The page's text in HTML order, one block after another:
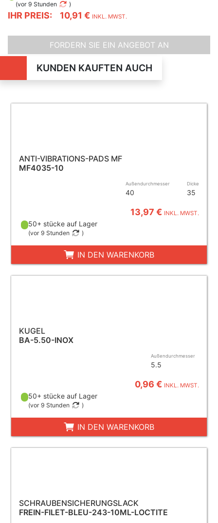
IHR PREIS: 10,91 € INKL. MWST.
(vor 9 Stunden )
FORDERN SIE EIN ANGEBOT AN
KUNDEN KAUFTEN AUCH
ANTI-VIBRATIONS-PADS MF
MF4035-10
Außendurchmesser
40
Dicke
35
13,97 € INKL. MWST.
50+ stücke auf Lager
(vor 9 Stunden )
IN DEN WARENKORB
KUGEL
BA-5.50-INOX
Außendurchmesser
5.5
0,96 € INKL. MWST.
50+ stücke auf Lager
(vor 9 Stunden )
IN DEN WARENKORB
SCHRAUBENSICHERUNGSLACK
FREIN-FILET-BLEU-243-10ML-LOCTITE